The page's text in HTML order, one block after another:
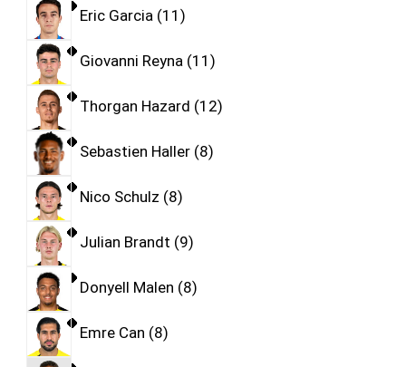
Eric Garcia 11
Giovanni Reyna 11
Thorgan Hazard 12
Sebastien Haller 8
Nico Schulz 8
Julian Brandt 9
Donyell Malen 8
Emre Can 8